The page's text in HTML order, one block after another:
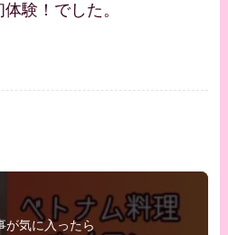
験！でした。
が気に入ったら